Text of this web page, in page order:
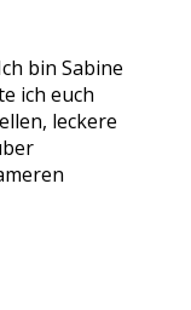
bin Sabine
ich euch
leckere